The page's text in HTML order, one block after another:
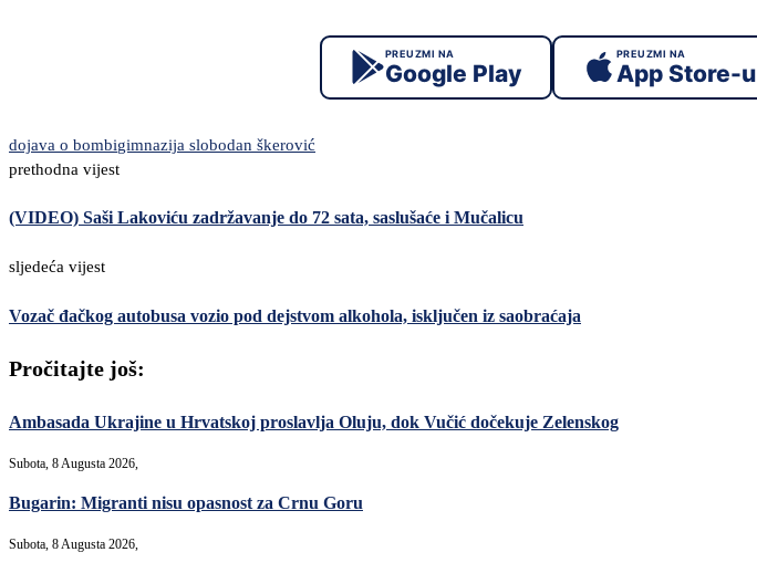
PREUZMI NA
Google Play
PREUZMI NA
App Store-u
dojava o bombigimnazija slobodan škerović
prethodna vijest
(VIDEO) Saši Lakoviću zadržavanje do 72 sata, saslušaće i Mučalicu
sljedeća vijest
Vozač đačkog autobusa vozio pod dejstvom alkohola, isključen iz saobraćaja
Pročitajte još:
Ambasada Ukrajine u Hrvatskoj proslavlja Oluju, dok Vučić dočekuje Zelenskog
Subota, 8 Augusta 2026,
Bugarin: Migranti nisu opasnost za Crnu Goru
Subota, 8 Augusta 2026,